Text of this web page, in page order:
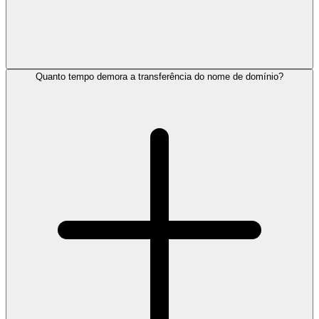
Quanto tempo demora a transferência do nome de domínio?